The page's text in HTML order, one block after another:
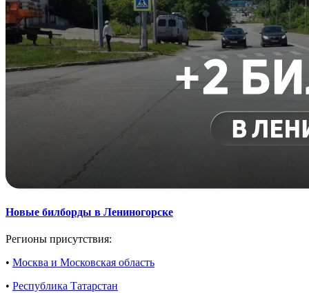
Новые билборды в Лениногорске
Регионы присутствия:
• Москва и Московская область
• Республика Татарстан